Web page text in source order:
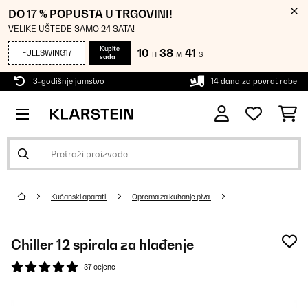
DO 17 % POPUSTA U TRGOVINI!
VELIKE UŠTEDE SAMO 24 SATA!
FULLSWING17
Kupite
sada
10 H 38 M 40 S
3-godišnje jamstvo 14 dana za povrat robe
Kućanski aparati Oprema za kuhanje piva
Chiller 12 spirala za hlađenje
37 ocjene